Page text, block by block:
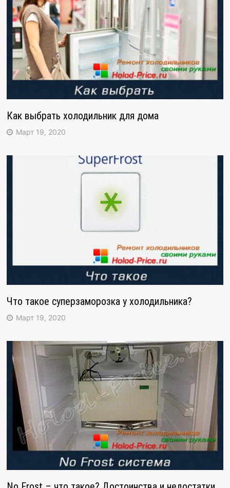
Как выбрать холодильник для дома
Март 19, 2020
Что такое суперзаморозка у холодильника?
Март 19, 2020